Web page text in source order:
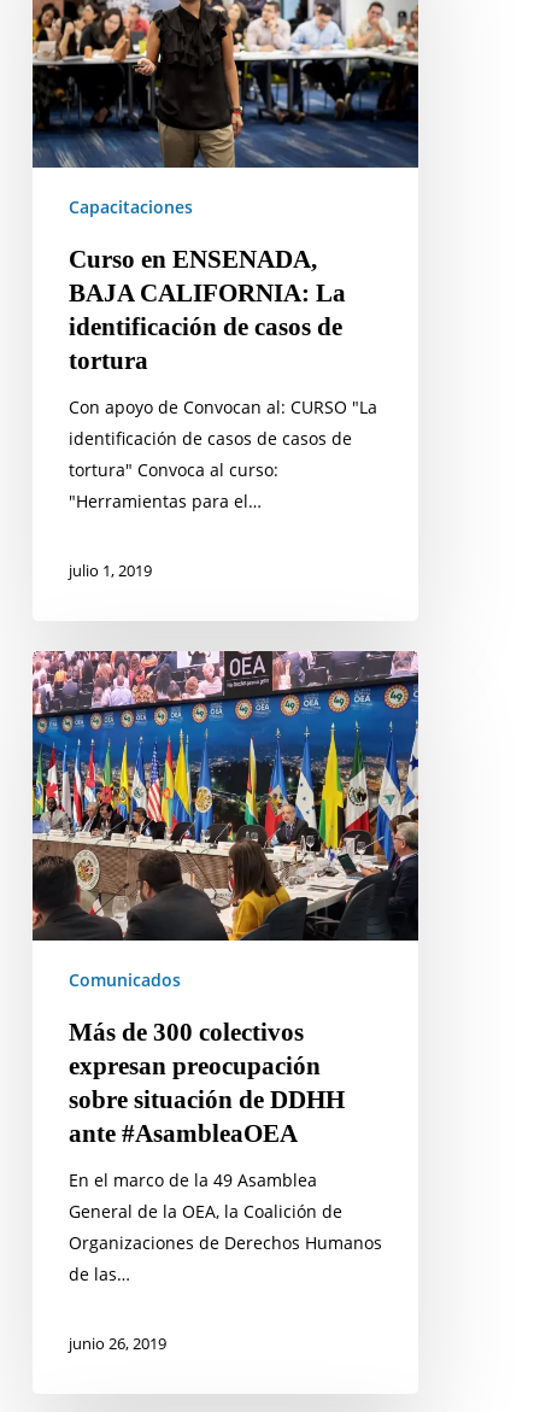
BAJA
CALIFORNIA:
La
identificación
de
casos
Capacitaciones
Curso en ENSENADA,
BAJA CALIFORNIA: La
identificación de casos de
tortura
Con apoyo de Convocan al: CURSO "La
identificación de casos de casos de
tortura" Convoca al curso:
"Herramientas para el…
julio 1, 2019
Más
de
300
colectivos
expresan
preocupación
sobre
situación
de
DDHH
Comunicados
Más de 300 colectivos
expresan preocupación
sobre situación de DDHH
ante #AsambleaOEA
En el marco de la 49 Asamblea
General de la OEA, la Coalición de
Organizaciones de Derechos Humanos
de las…
junio 26, 2019